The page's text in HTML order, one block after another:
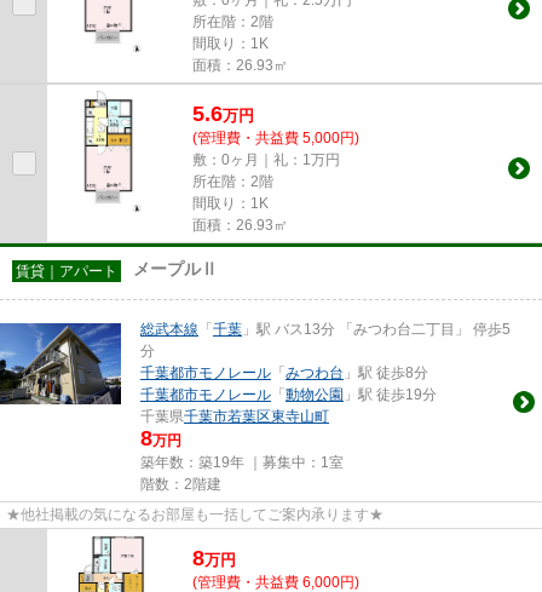
所在階：2階
間取り：1K
面積：26.93㎡
5.6万円
(管理費・共益費 5,000円)
敷：0ヶ月｜礼：1万円
所在階：2階
間取り：1K
面積：26.93㎡
賃貸｜アパート メープルⅡ
総武本線 「 千葉 」駅 バス13分 「みつわ台二丁目」 停歩5
分
千葉都市モノレール 「 みつわ台 」駅 徒歩8分
千葉都市モノレール 「 動物公園 」駅 徒歩19分
千葉県千葉市若葉区東寺山町
8万円
築年数：築19年 ｜募集中： 1室
階数：2階建
★他社掲載の気になるお部屋も一括してご案内承ります★
8万円
(管理費・共益費 6,000円)